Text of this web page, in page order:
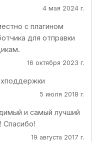
4 мая 2024 г.
с плагином
для отправки
16 октября 2023 г.
5 июля 2018 г.
и самый лучший
Спасибо!
19 августа 2017 г.